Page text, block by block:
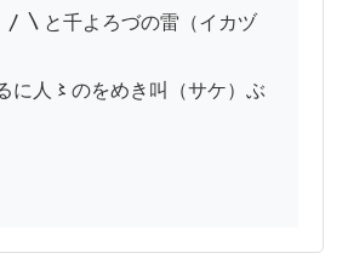
〳〵と千よろづの雷（イカヅ
に人〻のをめき叫（サケ）ぶ